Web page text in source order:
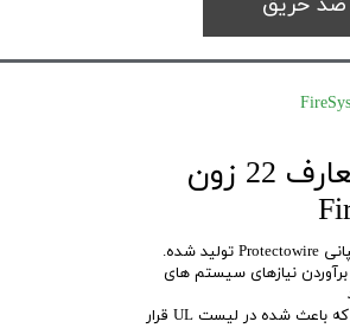
کنترل پنل اعلام و اطفا حریق متعارف 22 زون
نیازهای سیستم های
FS 2000 آزمایش های استاندارد را با موفقیت پشت سر گذاشته که باعث شده در لیست UL قرار